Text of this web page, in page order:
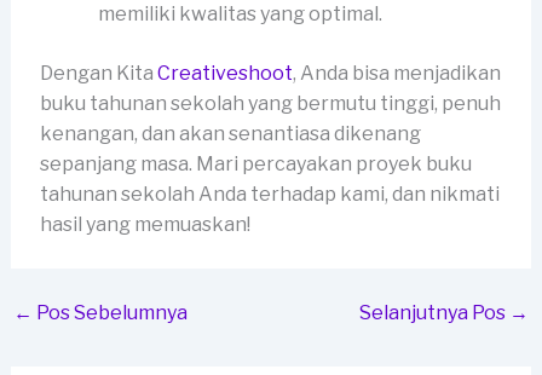
memiliki kwalitas yang optimal.
Dengan Kita Creativeshoot, Anda bisa menjadikan
buku tahunan sekolah yang bermutu tinggi, penuh
kenangan, dan akan senantiasa dikenang
sepanjang masa. Mari percayakan proyek buku
tahunan sekolah Anda terhadap kami, dan nikmati
hasil yang memuaskan!
← Pos Sebelumnya Selanjutnya Pos →